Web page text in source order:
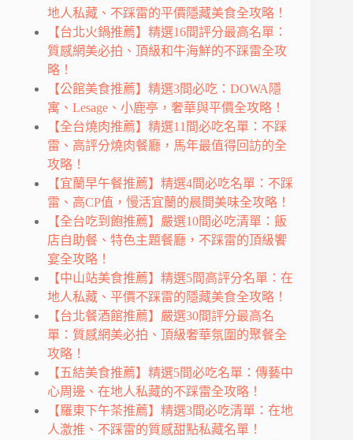
地人私藏、不踩雷的平價隱藏美食全攻略！
【台北火鍋推薦】精選16間評分最高名單：
質感網美必拍、頂級和牛海鮮的不踩雷全攻
略！
【公館美食推薦】精選3間必吃：DOWA隱
寓、Lesage、小鹿亭，奢華與平價全攻略！
【全台燒肉推薦】精選11間必吃名單：不踩
雷、高評分燒肉餐廳，馬年最值得回訪的全
攻略！
【宜蘭早午餐推薦】精選4間必吃名單：不踩
雷、高CP值，慢活宜蘭的晨間美味全攻略！
【全台吃到飽推薦】嚴選10間必吃清單：飯
店自助餐、特色主題餐廳，不踩雷的頂級饗
宴全攻略！
【中山站美食推薦】精選5間高評分名單：在
地人私藏、平價不踩雷的隱藏美食全攻略！
【台北餐酒館推薦】嚴選30間評分最高名
單：質感網美必拍、頂級奢華氛圍的聚餐全
攻略！
【五結美食推薦】精選5間必吃名單：傳藝中
心周邊、在地人私藏的不踩雷全攻略！
【羅東下午茶推薦】精選3間必吃清單：在地
人激推、不踩雷的質感甜點私藏名單！